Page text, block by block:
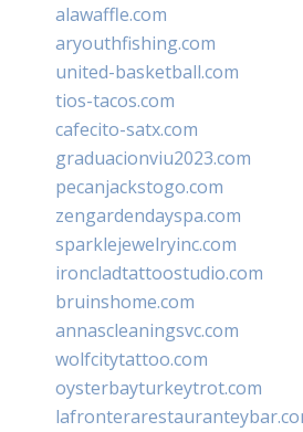
alawaffle.com
aryouthfishing.com
united-basketball.com
tios-tacos.com
cafecito-satx.com
graduacionviu2023.com
pecanjackstogo.com
zengardendayspa.com
sparklejewelryinc.com
ironcladtattoostudio.com
bruinshome.com
annascleaningsvc.com
wolfcitytattoo.com
oysterbayturkeytrot.com